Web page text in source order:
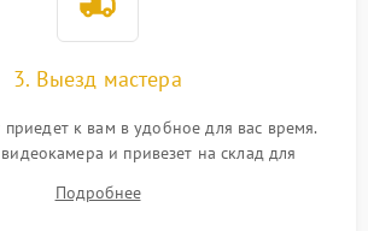
3. Выезд мастера
приедет к вам в удобное для вас время.
и привезет на склад для
Подробнее